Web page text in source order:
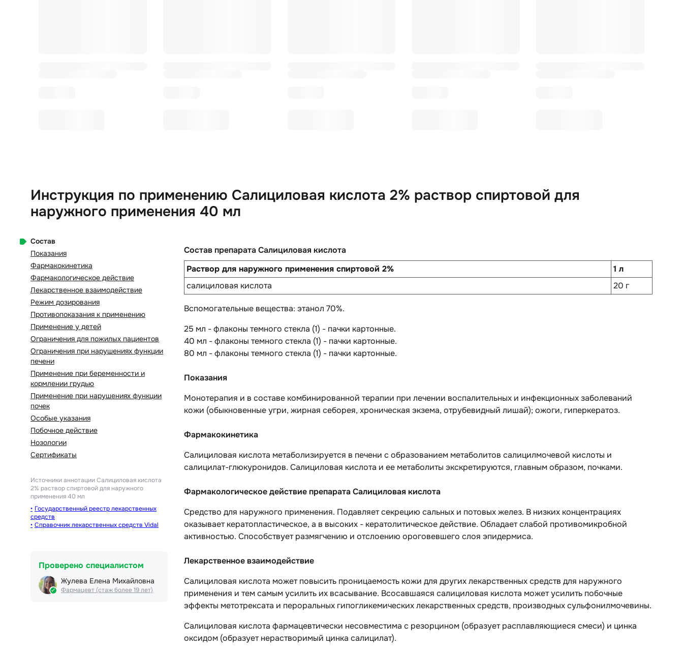
Инструкция по применению Салициловая кислота 2% раствор спиртовой для
наружного применения 40 мл
Состав
Показания
Фармакокинетика
Фармакологическое действие
Лекарственное взаимодействие
Режим дозирования
Противопоказания к применению
Применение у детей
Ограничения для пожилых пациентов
Ограничения при нарушениях функции
печени
Применение при беременности и
кормлении грудью
Применение при нарушениях функции
почек
Особые указания
Побочное действие
Нозологии
Сертификаты
Источники аннотацииСалициловая кислота
2% раствор спиртовой для наружного
применения 40 мл
Государственный реестр лекарственных
средств
Справочник лекарственных средств Vidal
Проверено специалистом
Жулева Елена Михайловна
Фармацевт (стаж более 19 лет)
Состав препарата Салициловая кислота
Раствор для наружного применения спиртовой 2%
1 л
салициловая кислота
20 г
Вспомогательные вещества: этанол 70%.
25 мл - флаконы темного стекла (1) - пачки картонные.
40 мл - флаконы темного стекла (1) - пачки картонные.
80 мл - флаконы темного стекла (1) - пачки картонные.
Показания
Монотерапия и в составе комбинированной терапии при лечении воспалительных и инфекционных заболеваний
кожи (обыкновенные угри, жирная себорея, хроническая экзема, отрубевидный лишай); ожоги, гиперкератоз.
Фармакокинетика
Салициловая кислота метаболизируется в печени с образованием метаболитов салицилмочевой кислоты и
салицилат-глюкуронидов. Салициловая кислота и ее метаболиты экскретируются, главным образом, почками.
Фармакологическое действие препарата Салициловая кислота
Средство для наружного применения. Подавляет секрецию сальных и потовых желез. В низких концентрациях
оказывает кератопластическое, а в высоких - кератолитическое действие. Обладает слабой противомикробной
активностью. Способствует размягчению и отслоению ороговевшего слоя эпидермиса.
Лекарственное взаимодействие
Салициловая кислота может повысить проницаемость кожи для других лекарственных средств для наружного
применения и тем самым усилить их всасывание. Всосавшаяся салициловая кислота может усилить побочные
эффекты метотрексата и пероральных гипогликемических лекарственных средств, производных сульфонилмочевины.
Салициловая кислота фармацевтически несовместима с резорцином (образует расплавляющиеся смеси) и цинка
оксидом (образует нерастворимый цинка салицилат).